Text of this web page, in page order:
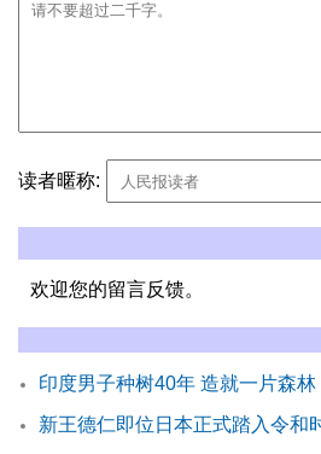
读者暱称:
欢迎您的留言反馈。
印度男子种树40年 造就一片森林
新王德仁即位日本正式踏入令和